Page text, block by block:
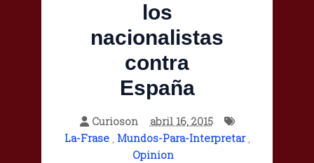
los
nacionalistas
contra
España
Curioson
abril 16, 2015
La-Frase, Mundos-Para-Interpretar,
Opinion